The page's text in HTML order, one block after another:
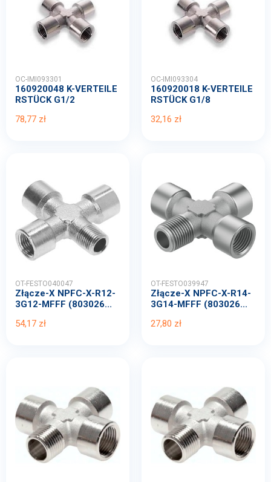
OC-IMI093301
160920048 K-VERTEILE
RSTÜCK G1/2
78,77 zł
OC-IMI093304
160920018 K-VERTEILE
RSTÜCK G1/8
32,16 zł
OT-FESTO040047
Złącze-X NPFC-X-R12-
3G12-MFFF (803026...
54,17 zł
OT-FESTO039947
Złącze-X NPFC-X-R14-
3G14-MFFF (803026...
27,80 zł